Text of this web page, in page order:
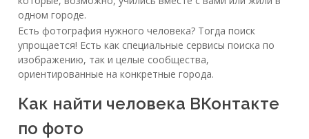
одном городе.
Есть фотография нужного человека? Тогда поиск
упрощается! Есть как специальные сервисы поиска по
изображению, так и целые сообщества,
ориентированные на конкретные города.
Как найти человека ВКонтакте
по фото